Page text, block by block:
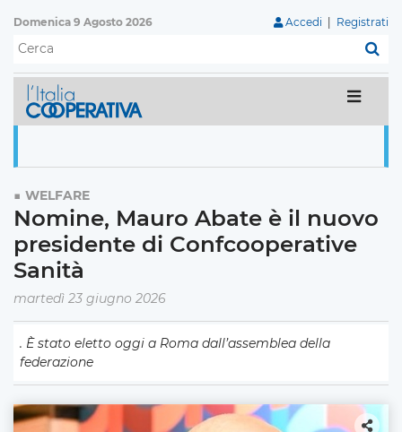
Domenica 9 Agosto 2026 Accedi Registrati
WELFARE
Nomine, Mauro Abate è il nuovo
presidente di Confcooperative
Sanità
martedì 23 giugno 2026
. È stato eletto oggi a Roma dall’assemblea della
federazione